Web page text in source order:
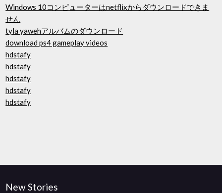
Windows 10コンピューターはnetflixからダウンロードできま
せん
tyla yawehアルバムのダウンロード
download ps4 gameplay videos
hdstafy
hdstafy
hdstafy
hdstafy
hdstafy
New Stories